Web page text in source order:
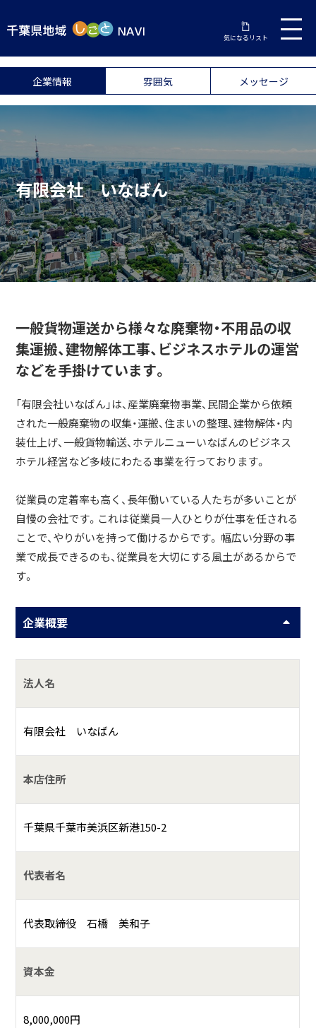
気になるリスト
企業情報 雰囲気 メッセージ
有限会社 いなばん
一般貨物運送から様々な廃棄物・不用品の収
集運搬、建物解体工事、ビジネスホテルの運営
などを手掛けています。
「有限会社いなばん」は、産業廃棄物事業、民間企業から依頼
された一般廃棄物の収集・運搬、住まいの整理、建物解体・内
装仕上げ、一般貨物輸送、ホテルニューいなばんのビジネス
ホテル経営など多岐にわたる事業を行っております。
従業員の定着率も高く、長年働いている人たちが多いことが
自慢の会社です。これは従業員一人ひとりが仕事を任される
ことで、やりがいを持って働けるからです。 幅広い分野の事
業で成長できるのも、従業員を大切にする風土があるからで
す。
企業概要
法人名
有限会社 いなばん
本店住所
千葉県千葉市美浜区新港150-2
代表者名
代表取締役 石橋 美和子
資本金
8,000,000円